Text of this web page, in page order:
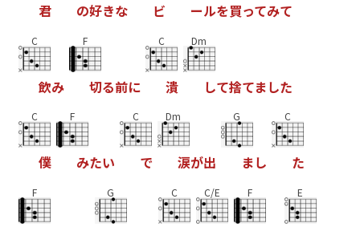
君 の好きな ビ ールを買ってみて
C
飲み
F
切る前に
C
潰
Dm
して捨てました
C
僕
F
みたい
C
で
Dm
涙が出
G
まし
C
た
F G C C/E F E